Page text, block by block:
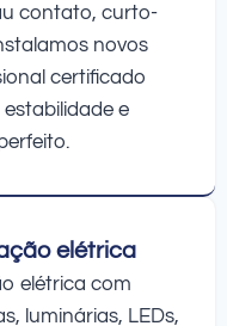
contato, curto-
novos
certificado
e
elétrica
elétrica com
luminárias, LEDs,